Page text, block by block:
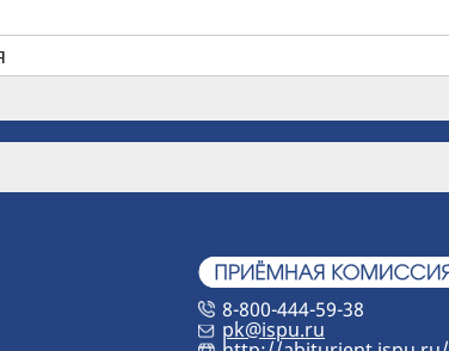
8-800-444-59-38
pk@ispu.ru